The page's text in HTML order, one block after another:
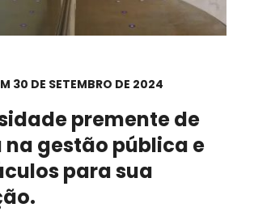
30 DE SETEMBRO DE 2024
premente de
gestão pública e
para sua